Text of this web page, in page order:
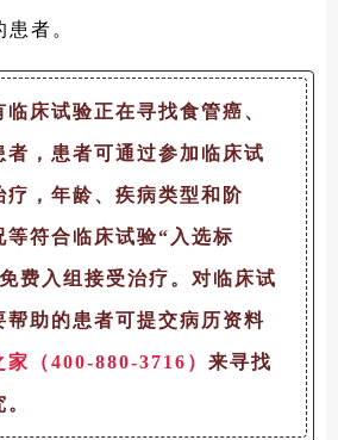
者。
临床试验正在寻找食管癌、
者，患者可通过参加临床试
疗，年龄、疾病类型和阶
等符合临床试验“入选标
费入组接受治疗。对临床试
帮助的患者可提交病历资料
家（400-880-3716） 来寻找